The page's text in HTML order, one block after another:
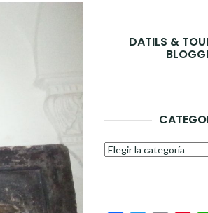
DATILS &
Categorías